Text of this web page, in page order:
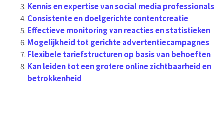
Kennis en expertise van social media professionals
Consistente en doelgerichte contentcreatie
Effectieve monitoring van reacties en statistieken
Mogelijkheid tot gerichte advertentiecampagnes
Flexibele tariefstructuren op basis van behoeften
Kan leiden tot een grotere online zichtbaarheid en
betrokkenheid